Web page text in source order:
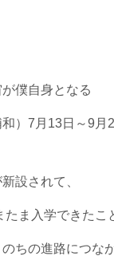
僕自身となる
）7月13日～9月
設されて、
たま入学できたこ
ちの進路につな